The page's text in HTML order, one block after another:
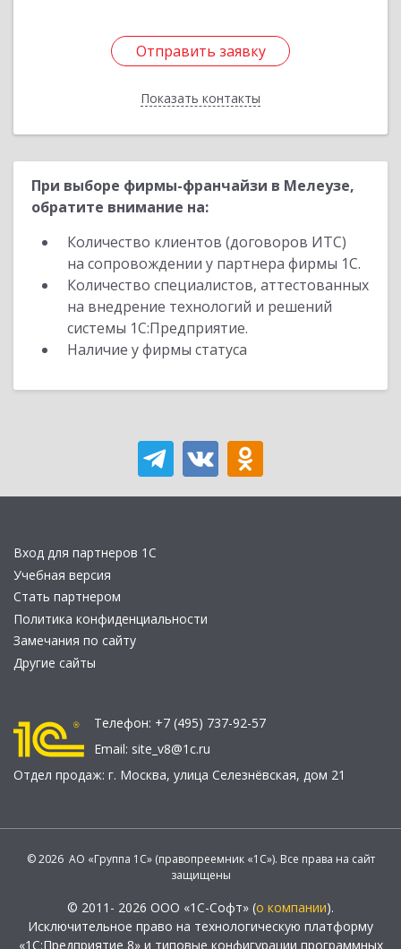
Отправить заявку
Показать контакты
Отправить заявку
Назад
При выборе фирмы-франчайзи в Мелеузе,
обратите внимание на:
Количество клиентов (договоров ИТС)
на сопровождении у партнера фирмы 1С.
Количество специалистов, аттестованных
на внедрение технологий и решений
системы 1С:Предприятие.
Наличие у фирмы статуса
Вход для партнеров 1С
Учебная версия
Стать партнером
Политика конфиденциальности
Замечания по сайту
Другие сайты
Телефон: +7 (495) 737-92-57
Email: site_v8@1c.ru
Отдел продаж: г. Москва, улица Селезнёвская, дом 21
© 2026 АО «Группа 1С» (правопреемник «1С»). Все права на сайт
защищены
© 2011- 2026 ООО «1С-Софт» (о компании).
Исключительное право на технологическую платформу
«1С:Предприятие 8» и типовые конфигурации программных